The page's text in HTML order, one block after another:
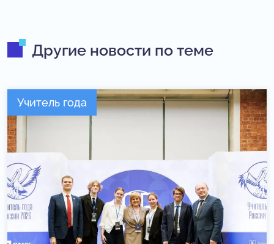
Другие новости по теме
Учитель года